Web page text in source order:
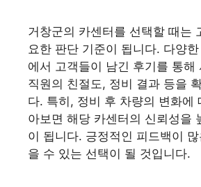
거창군의 카센터를 선택할 때는
요한 판단 기준이 됩니다. 다양
에서 고객들이 남긴 후기를 통해
직원의 친절도, 정비 결과 등을
다. 특히, 정비 후 차량의 변화에
아보면 해당 카센터의 신뢰성을
이 됩니다. 긍정적인 피드백이
을 수 있는 선택이 될 것입니다.